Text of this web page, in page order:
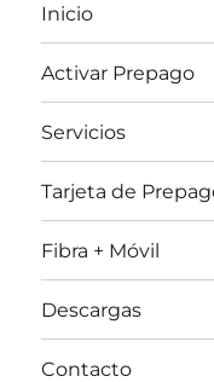
Inicio
Activar Prepago
Servicios
Tarjeta de
Fibra + Móvil
Descargas
Contacto